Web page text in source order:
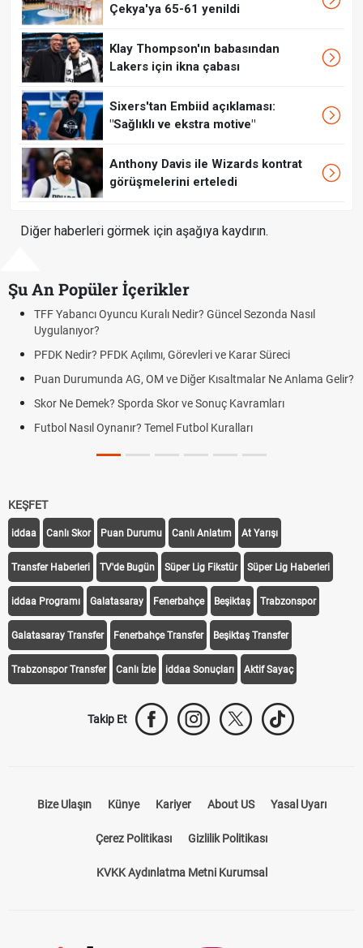
Çekya'ya 65-61 yenildi
Klay Thompson'ın babasından
Lakers için ikna çabası
Sixers'tan Embiid açıklaması:
"Sağlıklı ve ekstra motive"
Anthony Davis ile Wizards kontrat
görüşmelerini erteledi
Diğer haberleri görmek için aşağıya kaydırın.
Şu An Popüler İçerikler
Nasıl
Süreci
Ne Anlama Gelir?
Deplasman Golü Kuralı Nedir? Hangi
DGS Sonuçları Ne Zaman Açıklanacak 2026?
BJK)
KEŞFET
iddaa Canlı Skor Puan Durumu Canlı Anlatım At Yarışı
Transfer Haberleri TV'de Bugün Süper Lig Fikstür Süper Lig Haberleri
iddaa Programı Galatasaray Fenerbahçe Beşiktaş Trabzonspor
Galatasaray Transfer Fenerbahçe Transfer Beşiktaş Transfer
Canlı İzle iddaa Sonuçları Aktif Sayaç
Künye Kariyer About US
Çerez Politikası Gizlilik Politikası